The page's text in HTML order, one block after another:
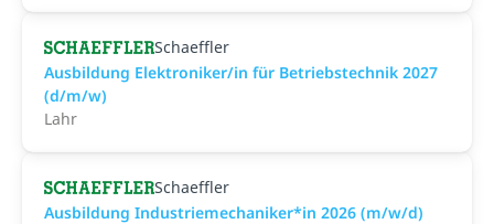
Schaeffler
Ausbildung Elektroniker/in für Betriebstechnik 2027
(d/m/w)
Lahr
Schaeffler
Ausbildung Industriemechaniker*in 2026 (m/w/d)